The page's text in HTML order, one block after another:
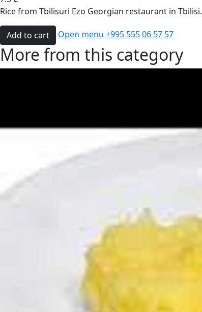
Rice from Tbilisuri Ezo Georgian restaurant in Tbilisi.
Add to cart Open menu +995 555 06 57 57
More from this category